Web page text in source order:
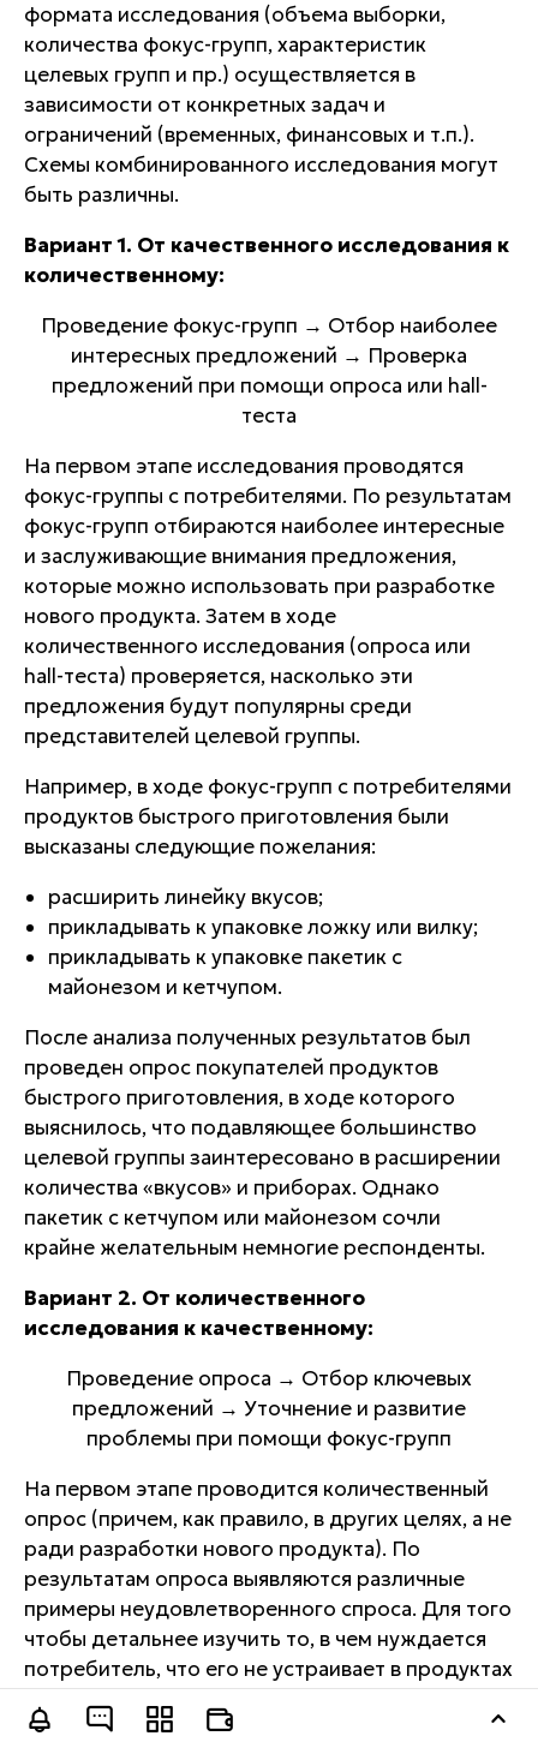
формата исследования (объема выборки,
количества фокус-групп, характеристик
целевых групп и пр.) осуществляется в
зависимости от конкретных задач и
ограничений (временных, финансовых и т.п.).
Схемы комбинированного исследования могут
быть различны.
Вариант 1. От качественного исследования к
количественному:
Проведение фокус-групп → Отбор наиболее
интересных предложений → Проверка
предложений при помощи опроса или hall-
теста
На первом этапе исследования проводятся
фокус-группы с потребителями. По результатам
фокус-групп отбираются наиболее интересные
и заслуживающие внимания предложения,
которые можно использовать при разработке
нового продукта. Затем в ходе
количественного исследования (опроса или
hall-теста) проверяется, насколько эти
предложения будут популярны среди
представителей целевой группы.
Например, в ходе фокус-групп с потребителями
продуктов быстрого приготовления были
высказаны следующие пожелания:
расширить линейку вкусов;
прикладывать к упаковке ложку или вилку;
прикладывать к упаковке пакетик с
майонезом и кетчупом.
После анализа полученных результатов был
проведен опрос покупателей продуктов
быстрого приготовления, в ходе которого
выяснилось, что подавляющее большинство
целевой группы заинтересовано в расширении
количества «вкусов» и приборах. Однако
пакетик с кетчупом или майонезом сочли
крайне желательным немногие респонденты.
Вариант 2. От количественного
исследования к качественному:
Проведение опроса → Отбор ключевых
предложений → Уточнение и развитие
проблемы при помощи фокус-групп
На первом этапе проводится количественный
опрос (причем, как правило, в других целях, а не
ради разработки нового продукта). По
результатам опроса выявляются различные
примеры неудовлетворенного спроса. Для того
чтобы детальнее изучить то, в чем нуждается
потребитель, что его не устраивает в продуктах
компании, проводятся фокус-группы.
Оставить заявку